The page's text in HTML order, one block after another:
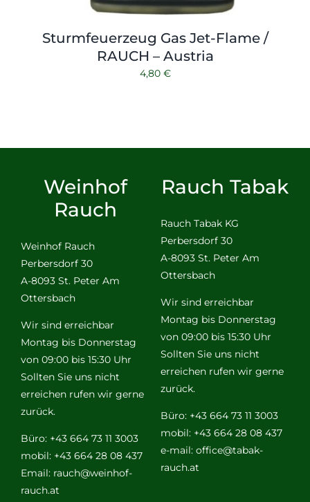
Sturmfeuerzeug Gas Jet-Flame /
RAUCH – Austria
4,80 €
Weinhof
Rauch
Weinhof Rauch
Perbersdorf 30
A-8093 St. Peter Am
Ottersbach
Wir sind erreichbar
Montag bis Donnerstag
von 09:00 bis 15:30 Uhr
Sollten Sie uns nicht
erreichen rufen wir gerne
zurück.
Büro: +43 664 73 11 3003
mobil: +43 664 28 08 437
Email: rauch@weinhof-
rauch.at
Rauch Tabak
Rauch Tabak KG
Perbersdorf 30
A-8093 St. Peter Am
Ottersbach
Wir sind erreichbar
Montag bis Donnerstag
von 09:00 bis 15:30 Uhr
Sollten Sie uns nicht
erreichen rufen wir gerne
zurück.
Büro: +43 664 73 11 3003
mobil: +43 664 28 08 437
e-mail: office@tabak-
rauch.at